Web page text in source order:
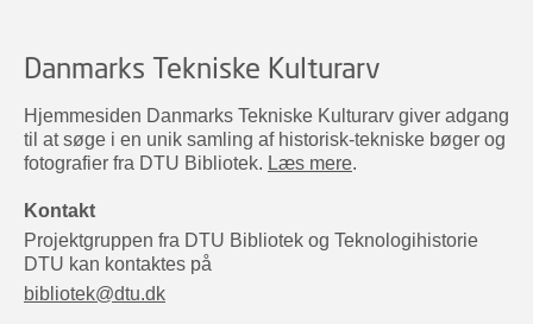
Danmarks Tekniske Kulturarv
Hjemmesiden Danmarks Tekniske Kulturarv giver adgang
til at søge i en unik samling af historisk-tekniske bøger og
fotografier fra DTU Bibliotek. Læs mere.
Kontakt
Projektgruppen fra DTU Bibliotek og Teknologihistorie
DTU kan kontaktes på
bibliotek@dtu.dk